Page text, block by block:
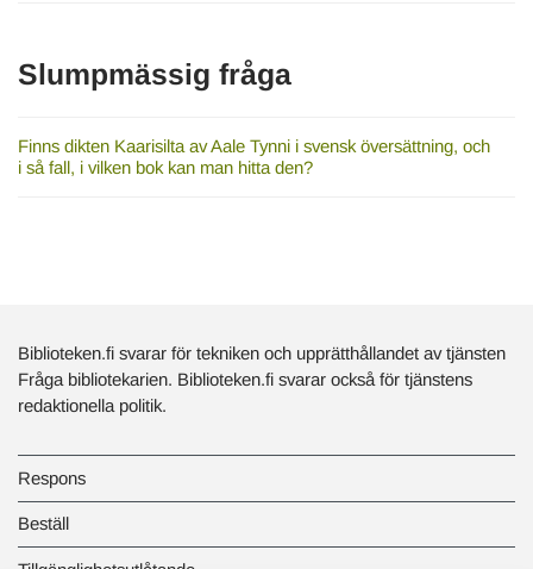
Slumpmässig fråga
Finns dikten Kaarisilta av Aale Tynni i svensk översättning, och
i så fall, i vilken bok kan man hitta den?
Biblioteken.fi svarar för tekniken och upprätthållandet av tjänsten
Fråga bibliotekarien. Biblioteken.fi svarar också för tjänstens
redaktionella politik.
Respons
Beställ